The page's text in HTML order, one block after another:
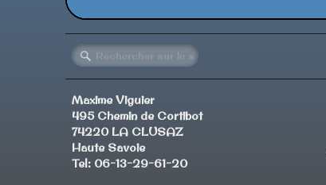
Maxime Viguier
495 Chemin de Cortibot
74220 LA CLUSAZ
Haute Savoie
Tel: 06-13-29-61-20